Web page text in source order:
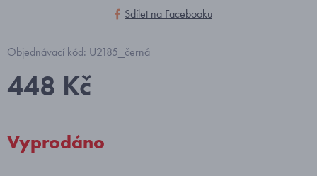
Sdílet na Facebooku
Objednávací kód: U2185_černá
448 Kč
Vyprodáno